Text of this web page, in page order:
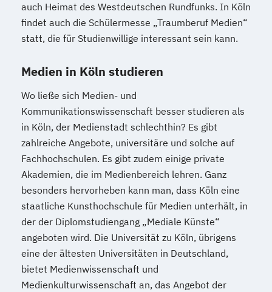
auch Heimat des Westdeutschen Rundfunks. In Köln
findet auch die Schülermesse „Traumberuf Medien“
statt, die für Studienwillige interessant sein kann.
Medien in Köln studieren
Wo ließe sich Medien- und
Kommunikationswissenschaft besser studieren als
in Köln, der Medienstadt schlechthin? Es gibt
zahlreiche Angebote, universitäre und solche auf
Fachhochschulen. Es gibt zudem einige private
Akademien, die im Medienbereich lehren. Ganz
besonders hervorheben kann man, dass Köln eine
staatliche Kunsthochschule für Medien unterhält, in
der der Diplomstudiengang „Mediale Künste“
angeboten wird. Die Universität zu Köln, übrigens
eine der ältesten Universitäten in Deutschland,
bietet Medienwissenschaft und
Medienkulturwissenschaft an, das Angebot der